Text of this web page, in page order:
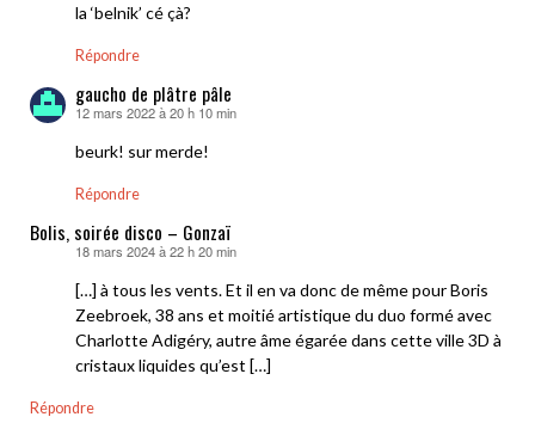
la ‘belnik’ cé çà?
Répondre
gaucho de plâtre pâle
dit :
12 mars 2022 à 20 h 10 min
beurk! sur merde!
Répondre
Bolis, soirée disco – Gonzaï
18 mars 2024 à 22 h 20 min
[…] à tous les vents. Et il en va donc de même pour Boris
Zeebroek, 38 ans et moitié artistique du duo formé avec
Charlotte Adigéry, autre âme égarée dans cette ville 3D à
cristaux liquides qu’est […]
Répondre